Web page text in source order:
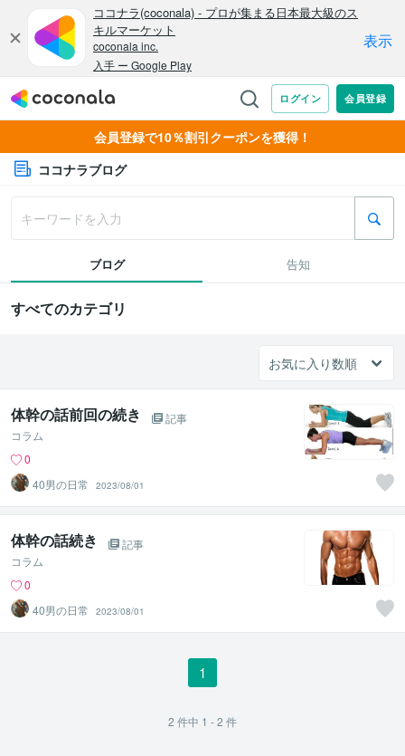
会員登録で10％割引クーポンを獲得！
ココナラブログ
ブログ 告知
すべてのカテゴリ
体幹の話前回の続き
記事
コラム
0
40男の日常
2023/08/01
体幹の話続き
記事
コラム
0
40男の日常
2023/08/01
1
2 件中 1 - 2 件